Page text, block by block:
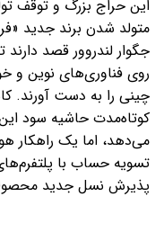
این حراج بزرگ و توقف
جگوار لندروور قصد
روی فناوری‌های نوین و
کوتاه‌مدت حاشیه سود
می‌دهد، اما یک راهکار
تسویه حساب با
پذیرش نسل جدید